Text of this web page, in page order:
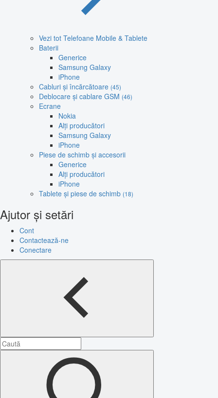
Vezi tot Telefoane Mobile & Tablete
Baterii
Generice
Samsung Galaxy
iPhone
Cabluri și încărcătoare (45)
Deblocare și cablare GSM (46)
Ecrane
Nokia
Alți producători
Samsung Galaxy
iPhone
Piese de schimb și accesorii
Generice
Alți producători
iPhone
Tablete și piese de schimb (18)
Ajutor și setări
Cont
Contactează-ne
Conectare